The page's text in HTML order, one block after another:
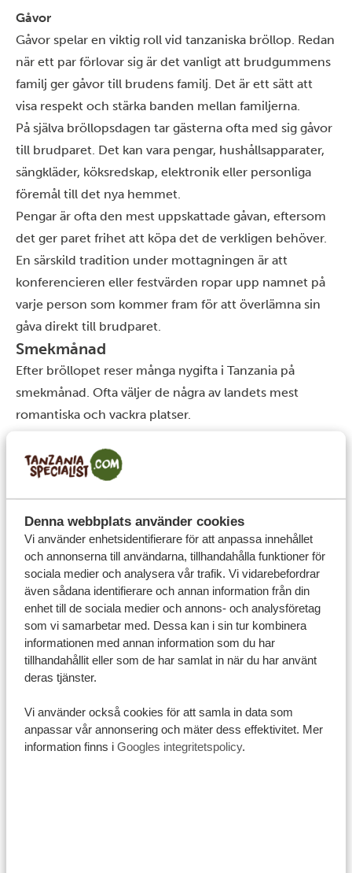
Denna webbplats använder cookies
Vi använder enhetsidentifierare för att anpassa innehållet
och annonserna till användarna, tillhandahålla funktioner för
sociala medier och analysera vår trafik. Vi vidarebefordrar
även sådana identifierare och annan information från din
enhet till de sociala medier och annons- och analysföretag
som vi samarbetar med. Dessa kan i sin tur kombinera
informationen med annan information som du har
tillhandahållit eller som de har samlat in när du har använt
deras tjänster.
Vi använder också cookies för att samla in data som
anpassar vår annonsering och mäter dess effektivitet. Mer
information finns i Googles integritetspolicy.
Gåvor
Gåvor spelar en viktig roll vid tanzaniska bröllop. Redan
när ett par förlovar sig är det vanligt att brudgummens
familj ger gåvor till brudens familj. Det är ett sätt att
visa respekt och stärka banden mellan familjerna.
På själva bröllopsdagen tar gästerna ofta med sig gåvor
till brudparet. Det kan vara pengar, hushållsapparater,
sängkläder, köksredskap, elektronik eller personliga
föremål till det nya hemmet.
Pengar är ofta den mest uppskattade gåvan, eftersom
det ger paret frihet att köpa det de verkligen behöver.
En särskild tradition under mottagningen är att
konferencieren eller festvärden ropar upp namnet på
varje person som kommer fram för att överlämna sin
gåva direkt till brudparet.
Smekmånad
Efter bröllopet reser många nygifta i Tanzania på
smekmånad. Ofta väljer de några av landets mest
romantiska och vackra platser.
Efter bröllopet reser många nygifta i Tanzania på
smekmånad. Ofta väljer de några av landets mest
Ett självklart val är Zanzibar, som är känt för sina vita
stränder, turkosa vatten och romantiska resorter. Här
kan nygifta koppla av, upptäcka Stone Town, snorkla